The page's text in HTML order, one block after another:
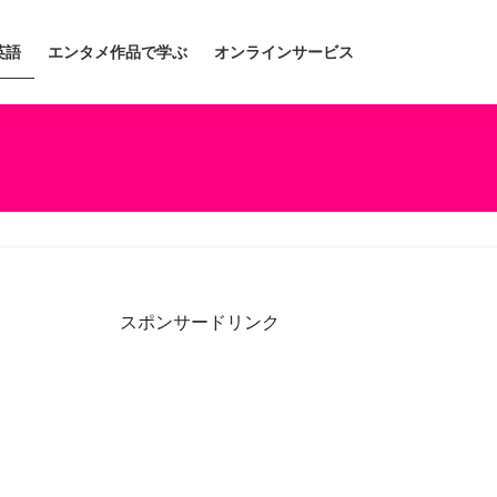
語 エンタメ作品で学ぶ オンラインサービス
スポンサードリンク